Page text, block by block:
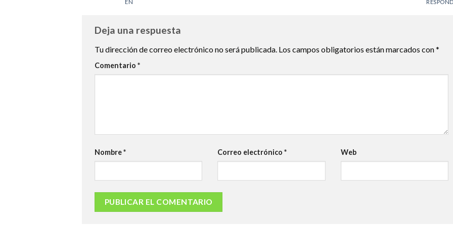
EN
Deja una respuesta
Tu dirección de correo electrónico no será publicada. Los campos obligatorios están marcados con*
Comentario *
Nombre* Correo electrónico* Web